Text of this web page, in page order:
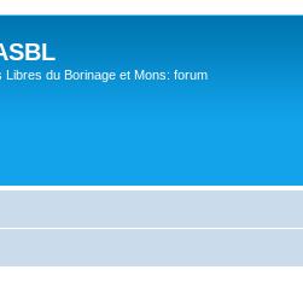
Libres du Borinage et Mons: forum